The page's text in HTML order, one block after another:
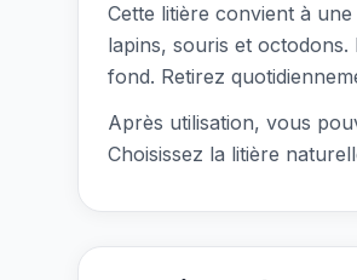
Cette litière convient à
lapins, souris et
fond. Retirez
Après utilisation, vous
Choisissez la litière